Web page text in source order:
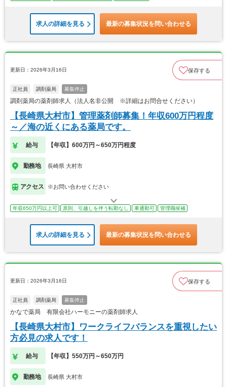
求人の詳細を見る 最新の募集状況を問い合わせる
更新日：2026年3月16日 保存する
正社員 調剤薬局 募集停止
調剤薬局の薬剤師求人（法人名非公開 ※詳細はお問合せください）
【長崎県大村市】管理薬剤師募集！年収600万円程度
～／海の近くにある薬局です。
給与 【年収】600万円～650万円程度
勤務地 長崎県 大村市
アクセス ※お問い合わせください
年収650万円以上可 原則、引越しを伴う転勤なし 車通勤可 管理職候補
求人の詳細を見る 最新の募集状況を問い合わせる
更新日：2026年3月16日 保存する
正社員 調剤薬局 募集停止
かなで薬局 有限会社ハーモニーの薬剤師求人
【長崎県大村市】ワークライフバランスを重視したい
方必見の求人です！
給与 【年収】550万円～650万円
勤務地 長崎県 大村市